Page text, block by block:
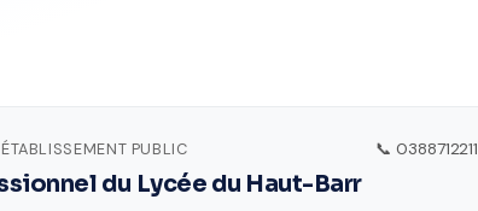
PUBLIC
du Lycée du Haut-Barr
📞 0388712211